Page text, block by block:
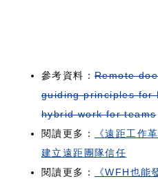
參考資料： Remote
guiding principles for
hybrid work for teams
閱讀更多：
《遠距工作
建立遠距團隊信任
閱讀更多：
《WFH也能